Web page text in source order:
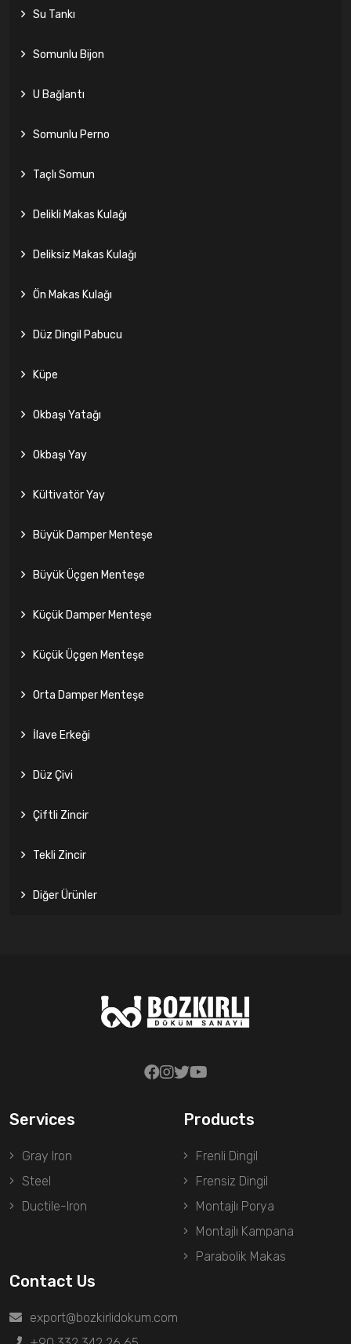
Su Tankı
Somunlu Bijon
U Bağlantı
Somunlu Perno
Taçlı Somun
Delikli Makas Kulağı
Deliksiz Makas Kulağı
Ön Makas Kulağı
Düz Dingil Pabucu
Küpe
Okbaşı Yatağı
Okbaşı Yay
Kültivatör Yay
Büyük Damper Menteşe
Büyük Üçgen Menteşe
Küçük Damper Menteşe
Küçük Üçgen Menteşe
Orta Damper Menteşe
İlave Erkeği
Düz Çivi
Çiftli Zincir
Tekli Zincir
Diğer Ürünler
Services
Gray Iron
Steel
Ductile-Iron
Products
Frenli Dingil
Frensiz Dingil
Montajlı Porya
Montajlı Kampana
Parabolik Makas
Contact Us
export@bozkirlidokum.com